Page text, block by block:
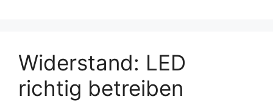
Widerstand: LED
richtig betreiben